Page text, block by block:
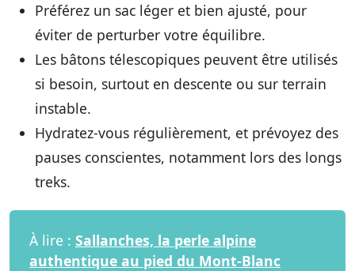
Préférez un sac léger et bien ajusté, pour
éviter de perturber votre équilibre.
Les bâtons télescopiques peuvent être utilisés
si besoin, surtout en descente ou sur terrain
instable.
Hydratez-vous régulièrement, et prévoyez des
pauses conscientes, notamment lors des longs
treks.
À lire : Sallanches, la perle alpine
authentique au pied du Mont-Blanc